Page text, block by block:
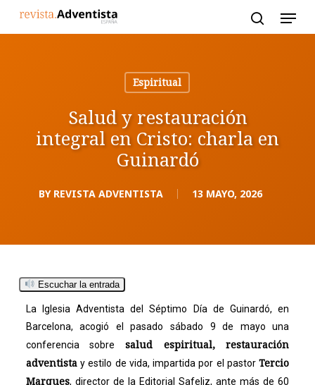
Espiritual
Salud y restauración
integral en Cristo: charla en
Guinardó
BY REVISTA ADVENTISTA 13 MAYO, 2026
Escuchar la entrada
La Iglesia Adventista del Séptimo Día de Guinardó, en
Barcelona, acogió el pasado sábado 9 de mayo una
conferencia sobre salud espiritual, restauración
adventistay estilo de vida, impartida por el pastorTercio
Marques, director de la Editorial Safeliz, ante más de 60